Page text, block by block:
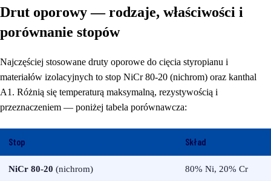
Drut oporowy — rodzaje, właściwości i
porównanie stopów
Najczęściej stosowane druty oporowe do cięcia styropianu i
materiałów izolacyjnych to stop NiCr 80-20 (nichrom) oraz kanthal
A1. Różnią się temperaturą maksymalną, rezystywością i
przeznaczeniem — poniżej tabela porównawcza:
Stop Skład
NiCr 80-20 (nichrom) 80% Ni, 20% Cr